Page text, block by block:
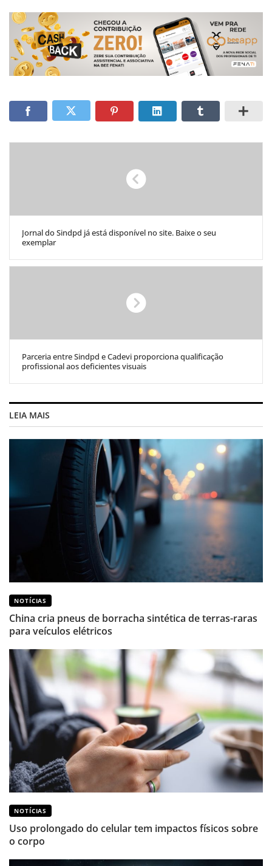
Jornal do Sindpd já está disponível no site. Baixe o seu
exemplar
Parceria entre Sindpd e Cadevi proporciona qualificação
profissional aos deficientes visuais
LEIA MAIS
NOTÍCIAS
China cria pneus de borracha sintética de terras-raras
para veículos elétricos
NOTÍCIAS
Uso prolongado do celular tem impactos físicos sobre
o corpo